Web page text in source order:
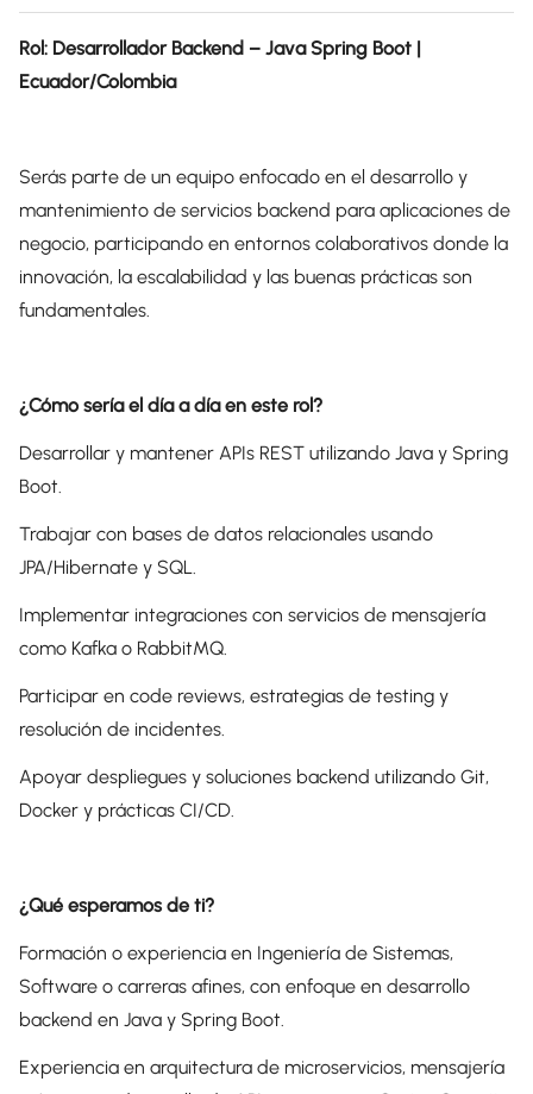
Rol: Desarrollador Backend – Java Spring Boot |
Ecuador/Colombia
Serás parte de un equipo enfocado en el desarrollo y
mantenimiento de servicios backend para aplicaciones de
negocio, participando en entornos colaborativos donde la
innovación, la escalabilidad y las buenas prácticas son
fundamentales.
¿Cómo sería el día a día en este rol?
Desarrollar y mantener APIs REST utilizando Java y Spring
Boot.
Trabajar con bases de datos relacionales usando
JPA/Hibernate y SQL.
Implementar integraciones con servicios de mensajería
como Kafka o RabbitMQ.
Participar en code reviews, estrategias de testing y
resolución de incidentes.
Apoyar despliegues y soluciones backend utilizando Git,
Docker y prácticas CI/CD.
¿Qué esperamos de ti?
Formación o experiencia en Ingeniería de Sistemas,
Software o carreras afines, con enfoque en desarrollo
backend en Java y Spring Boot.
Experiencia en arquitectura de microservicios, mensajería